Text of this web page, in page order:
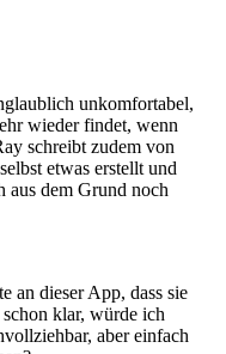
unkomfortabel,
wieder findet, wenn
schreibt zudem von
etwas erstellt und
aus dem Grund noch
an dieser App, dass sie
klar, würde ich
aber einfach